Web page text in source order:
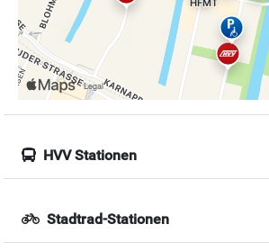
HVV Stationen
Stadtrad-Stationen